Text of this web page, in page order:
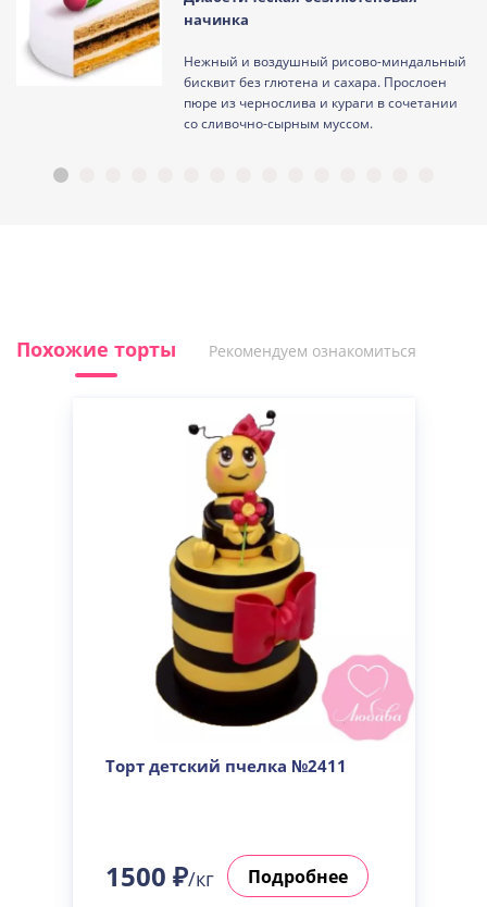
начинка
Нежный и воздушный рисово-миндальный
бисквит без глютена и сахара. Прослоен
пюре из чернослива и кураги в сочетании
со сливочно-сырным муссом.
Похожие торты Рекомендуем ознакомиться
Торт детский пчелка №2411
1500 ₽/кг Подробнее